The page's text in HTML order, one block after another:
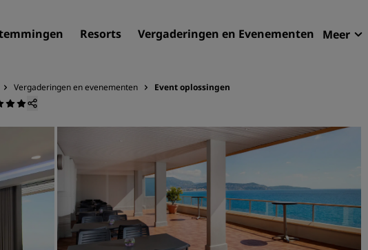
Resorts Vergaderingen en Evenementen Meer
Bestemmingen
Resorts
Serviceappartementen
Luchthavenhotels
Nieuwe toekomstige hotels
Vergaderingen en evenementen Event oplossingen